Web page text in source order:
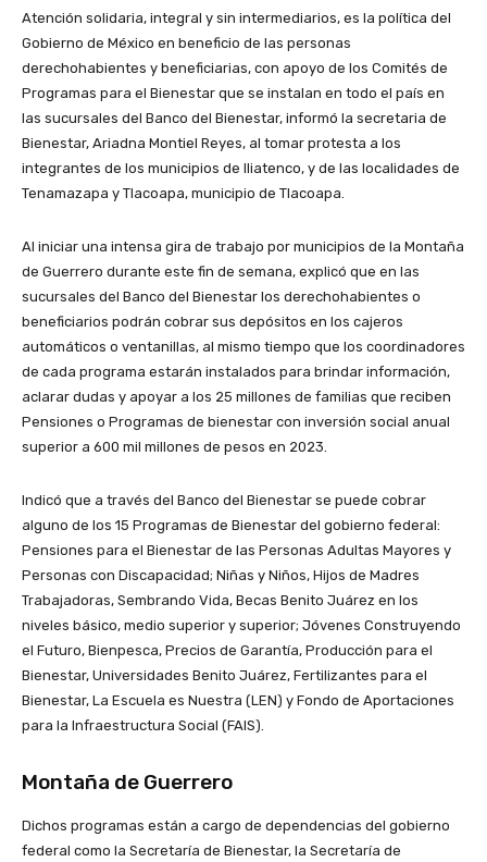
Atención solidaria, integral y sin intermediarios, es la política del
Gobierno de México en beneficio de las personas
derechohabientes y beneficiarias, con apoyo de los Comités de
Programas para el Bienestar que se instalan en todo el país en
las sucursales del Banco del Bienestar, informó la secretaria de
Bienestar, Ariadna Montiel Reyes, al tomar protesta a los
integrantes de los municipios de Iliatenco, y de las localidades de
Tenamazapa y Tlacoapa, municipio de Tlacoapa.
Al iniciar una intensa gira de trabajo por municipios de la Montaña
de Guerrero durante este fin de semana, explicó que en las
sucursales del Banco del Bienestar los derechohabientes o
beneficiarios podrán cobrar sus depósitos en los cajeros
automáticos o ventanillas, al mismo tiempo que los coordinadores
de cada programa estarán instalados para brindar información,
aclarar dudas y apoyar a los 25 millones de familias que reciben
Pensiones o Programas de bienestar con inversión social anual
superior a 600 mil millones de pesos en 2023.
Indicó que a través del Banco del Bienestar se puede cobrar
alguno de los 15 Programas de Bienestar del gobierno federal:
Pensiones para el Bienestar de las Personas Adultas Mayores y
Personas con Discapacidad; Niñas y Niños, Hijos de Madres
Trabajadoras, Sembrando Vida, Becas Benito Juárez en los
niveles básico, medio superior y superior; Jóvenes Construyendo
el Futuro, Bienpesca, Precios de Garantía, Producción para el
Bienestar, Universidades Benito Juárez, Fertilizantes para el
Bienestar, La Escuela es Nuestra (LEN) y Fondo de Aportaciones
para la Infraestructura Social (FAIS).
Montaña de Guerrero
Dichos programas están a cargo de dependencias del gobierno
federal como la Secretaría de Bienestar, la Secretaría de